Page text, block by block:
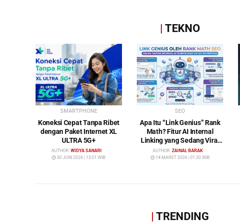
| TEKNO
SMARTPHONE
Koneksi Cepat Tanpa Ribet
dengan Paket Internet XL
ULTRA 5G+
AUTHOR: WIDYA SANARI
30 JUNI 2026 | 13:01 WIB
SEO
Apa Itu “Link Genius” Rank
Math? Fitur AI Internal
Linking yang Sedang Viral
di Dunia SEO
AUTHOR: ZAINAL BARAK
14 MARET 2026 | 01:30 WIB
| TRENDING